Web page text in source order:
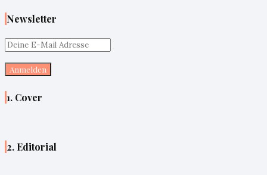
Newsletter
1. Cover
2. Editorial